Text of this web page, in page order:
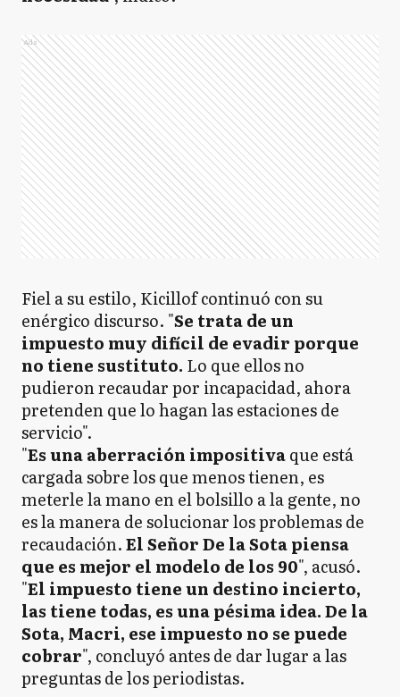
Ads
Fiel a su estilo, Kicillof continuó con su
enérgico discurso. "Se trata de un
impuesto muy difícil de evadir porque
no tiene sustituto. Lo que ellos no
pudieron recaudar por incapacidad, ahora
pretenden que lo hagan las estaciones de
servicio".
"Es una aberración impositivaque está
cargada sobre los que menos tienen, es
meterle la mano en el bolsillo a la gente, no
es la manera de solucionar los problemas de
recaudación.El Señor De la Sota piensa
que es mejor el modelo de los 90", acusó.
"El impuesto tiene un destino incierto,
las tiene todas, es una pésima idea. De la
Sota, Macri, ese impuesto no se puede
cobrar", concluyó antes de dar lugar a las
preguntas de los periodistas.